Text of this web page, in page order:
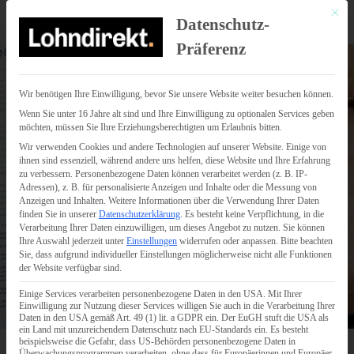
Mit
Datenschutz-
Präferenz
Wir benötigen Ihre Einwilligung, bevor Sie unsere Website weiter besuchen können.
Wenn Sie unter 16 Jahre alt sind und Ihre Einwilligung zu optionalen Services geben
möchten, müssen Sie Ihre Erziehungsberechtigten um Erlaubnis bitten.
Wir verwenden Cookies und andere Technologien auf unserer Website. Einige von
ihnen sind essenziell, während andere uns helfen, diese Website und Ihre Erfahrung
zu verbessern. Personenbezogene Daten können verarbeitet werden (z. B. IP-
Adressen), z. B. für personalisierte Anzeigen und Inhalte oder die Messung von
Anzeigen und Inhalten. Weitere Informationen über die Verwendung Ihrer Daten
finden Sie in unserer Datenschutzerklärung. Es besteht keine Verpflichtung, in die
Verarbeitung Ihrer Daten einzuwilligen, um dieses Angebot zu nutzen. Sie können
Ihre Auswahl jederzeit unter Einstellungen widerrufen oder anpassen. Bitte beachten
Sie, dass aufgrund individueller Einstellungen möglicherweise nicht alle Funktionen
der Website verfügbar sind.
Einige Services verarbeiten personenbezogene Daten in den USA. Mit Ihrer
Einwilligung zur Nutzung dieser Services willigen Sie auch in die Verarbeitung Ihrer
Daten in den USA gemäß Art. 49 (1) lit. a GDPR ein. Der EuGH stuft die USA als
ein Land mit unzureichendem Datenschutz nach EU-Standards ein. Es besteht
beispielsweise die Gefahr, dass US-Behörden personenbezogene Daten in